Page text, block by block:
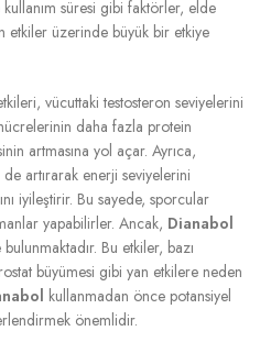
süresi gibi faktörler, elde
etkiler üzerinde büyük bir etkiye
vücuttaki testosteron seviyelerini
daha fazla protein
artmasına yol açar. Ayrıca,
artırarak enerji seviyelerini
iyileştirir. Bu sayede, sporcular
yapabilirler. Ancak, Dianabol
Bu etkiler, bazı
büyümesi gibi yan etkilere neden
kullanmadan önce potansiyel
önemlidir.